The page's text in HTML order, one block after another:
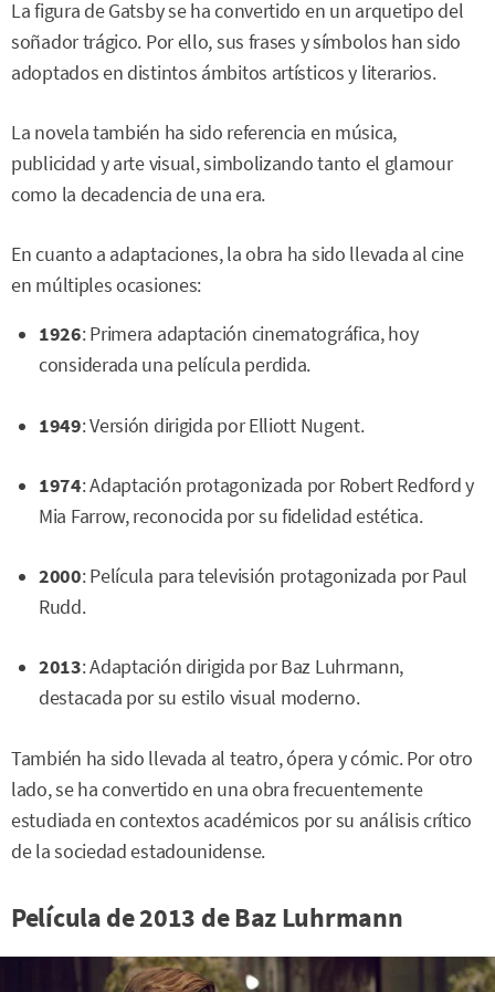
La figura de Gatsby se ha convertido en un arquetipo del
soñador trágico. Por ello, sus frases y símbolos han sido
adoptados en distintos ámbitos artísticos y literarios.
La novela también ha sido referencia en música,
publicidad y arte visual, simbolizando tanto el glamour
como la decadencia de una era.
En cuanto a adaptaciones, la obra ha sido llevada al cine
en múltiples ocasiones:
1926: Primera adaptación cinematográfica, hoy
considerada una película perdida.
1949: Versión dirigida por Elliott Nugent.
1974: Adaptación protagonizada por Robert Redford y
Mia Farrow, reconocida por su fidelidad estética.
2000: Película para televisión protagonizada por Paul
Rudd.
2013: Adaptación dirigida por Baz Luhrmann,
destacada por su estilo visual moderno.
También ha sido llevada al teatro, ópera y cómic. Por otro
lado, se ha convertido en una obra frecuentemente
estudiada en contextos académicos por su análisis crítico
de la sociedad estadounidense.
Película de 2013 de Baz Luhrmann